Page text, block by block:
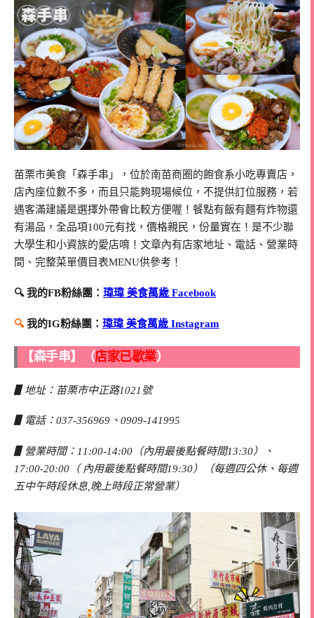
苗栗市美食「森手串」，位於南苗商圈的飽食系小吃專賣店，
店內座位數不多，而且只能夠現場候位，不提供訂位服務，若
遇客滿建議是選擇外帶會比較方便喔！餐點有飯有麵有炸物還
有湯品，全品項100元有找，價格親民，份量實在！是不少聯
大學生和小資族的愛店唷！文章內有店家地址、電話、營業時
間、完整菜單價目表MENU供參考！
🔍 我的FB粉絲團： 瑋瑋 美食萬歲 Facebook
🔍我的IG粉絲團： 瑋瑋 美食萬歲 Instagram
【森手串】（店家已歇業）
▋地址：苗栗市中正路1021號
▋電話：037-356969、0909-141995
▋營業時間：11:00-14:00（內用最後點餐時間13:30）、
17:00-20:00（ 內用最後點餐時間19:30）（每週四公休、每週
五中午時段休息,晚上時段正常營業）